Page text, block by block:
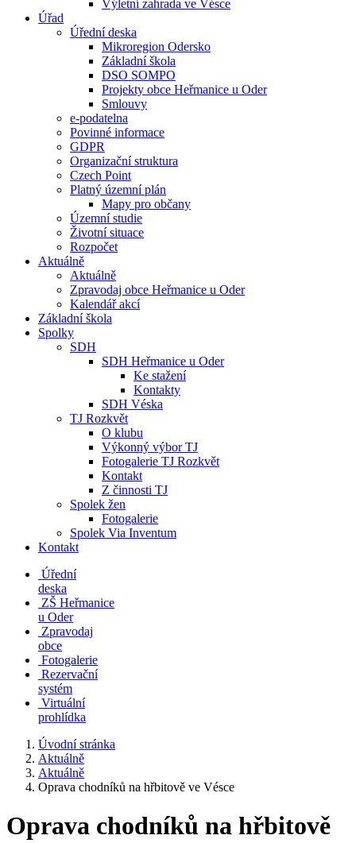
Výletní zahrada ve Vésce
Úřad
Úřední deska
Mikroregion Odersko
Základní škola
DSO SOMPO
Projekty obce Heřmanice u Oder
Smlouvy
e-podatelna
Povinné informace
GDPR
Organizační struktura
Czech Point
Platný územní plán
Mapy pro občany
Územní studie
Životní situace
Rozpočet
Aktuálně
Aktuálně
Zpravodaj obce Heřmanice u Oder
Kalendář akcí
Základní škola
Spolky
SDH
SDH Heřmanice u Oder
Ke stažení
Kontakty
SDH Véska
TJ Rozkvět
O klubu
Výkonný výbor TJ
Fotogalerie TJ Rozkvět
Kontakt
Z činnosti TJ
Spolek žen
Fotogalerie
Spolek Via Inventum
Kontakt
Úřední
deska
ZŠ Heřmanice
u Oder
Zpravodaj
obce
Fotogalerie
Rezervační
systém
Virtuální
prohlídka
Úvodní stránka
Aktuálně
Aktuálně
Oprava chodníků na hřbitově ve Vésce
Oprava chodníků na hřbitově